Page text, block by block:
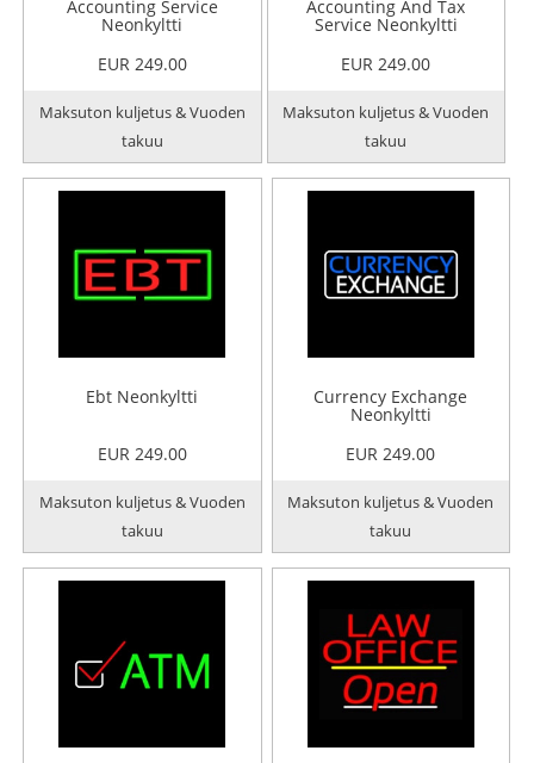
Accounting Service
Neonkyltti
EUR 249.00
Maksuton kuljetus & Vuoden
takuu
Accounting And Tax
Service Neonkyltti
EUR 249.00
Maksuton kuljetus & Vuoden
takuu
Ebt Neonkyltti
EUR 249.00
Maksuton kuljetus & Vuoden
takuu
Currency Exchange
Neonkyltti
EUR 249.00
Maksuton kuljetus & Vuoden
takuu